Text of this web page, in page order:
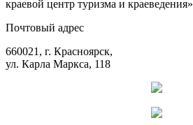
краевой центр туризма и краеведения»
Почтовый адрес
660021, г. Красноярск,
ул. Карла Маркса, 118